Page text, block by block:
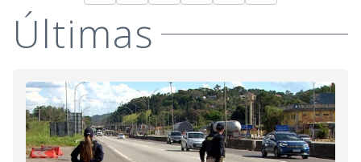
Últimas